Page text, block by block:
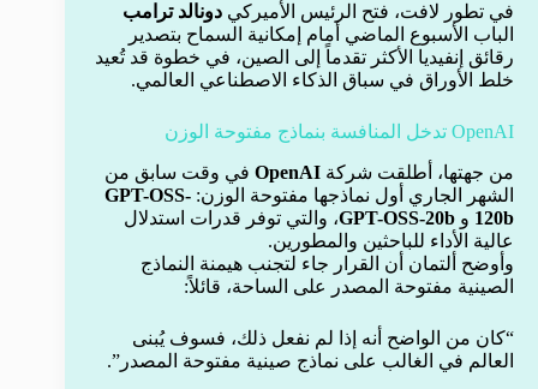
في تطور لافت، فتح الرئيس الأميركي دونالد ترامب
الباب الأسبوع الماضي أمام إمكانية السماح بتصدير
رقائق إنفيديا الأكثر تقدماً إلى الصين، في خطوة قد تُعيد
خلط الأوراق في سباق الذكاء الاصطناعي العالمي.
OpenAI تدخل المنافسة بنماذج مفتوحة الوزن
من جهتها، أطلقت شركة OpenAI في وقت سابق من
الشهر الجاري أول نماذجها مفتوحة الوزن: GPT-OSS-
120b و GPT-OSS-20b، والتي توفر قدرات استدلال
عالية الأداء للباحثين والمطورين.
وأوضح ألتمان أن القرار جاء لتجنب هيمنة النماذج
الصينية مفتوحة المصدر على الساحة، قائلاً:
“كان من الواضح أنه إذا لم نفعل ذلك، فسوف يُبنى
العالم في الغالب على نماذج صينية مفتوحة المصدر”.